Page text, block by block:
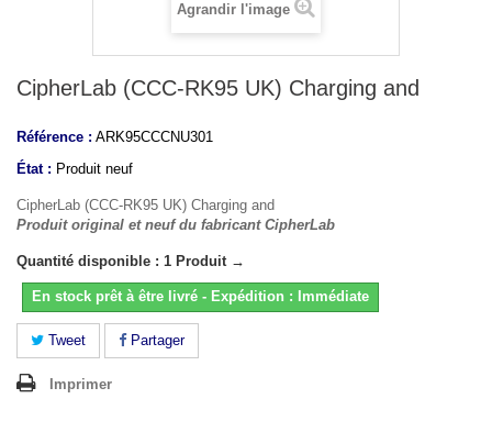
Agrandir l'image
CipherLab (CCC-RK95 UK) Charging and
Référence : ARK95CCCNU301
État : Produit neuf
CipherLab (CCC-RK95 UK) Charging and
Produit original et neuf du fabricant CipherLab
Quantité disponible : 1 Produit →
En stock prêt à être livré - Expédition : Immédiate
Tweet Partager
Imprimer